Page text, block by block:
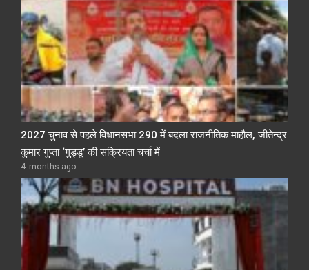
2027 चुनाव से पहले विधानसभा 290 में बदला राजनीतिक माहौल, जीतेन्द्र
कुमार गुप्ता ‘गुड्डू’ की सक्रियता चर्चा में
4 months ago